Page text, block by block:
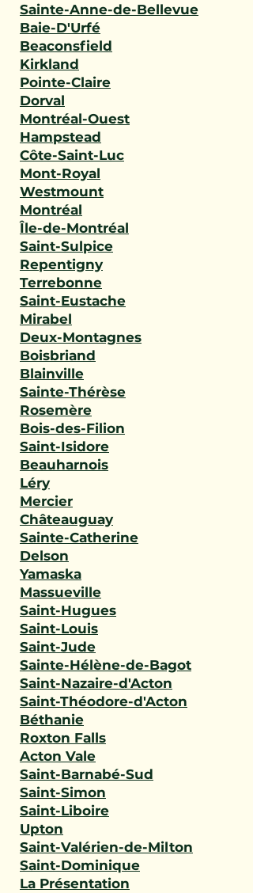
Sainte-Anne-de-Bellevue
Baie-D'Urfé
Beaconsfield
Kirkland
Pointe-Claire
Dorval
Montréal-Ouest
Hampstead
Côte-Saint-Luc
Mont-Royal
Westmount
Montréal
Île-de-Montréal
Saint-Sulpice
Repentigny
Terrebonne
Saint-Eustache
Mirabel
Deux-Montagnes
Boisbriand
Blainville
Sainte-Thérèse
Rosemère
Bois-des-Filion
Saint-Isidore
Beauharnois
Léry
Mercier
Châteauguay
Sainte-Catherine
Delson
Yamaska
Massueville
Saint-Hugues
Saint-Louis
Saint-Jude
Sainte-Hélène-de-Bagot
Saint-Nazaire-d'Acton
Saint-Théodore-d'Acton
Béthanie
Roxton Falls
Acton Vale
Saint-Barnabé-Sud
Saint-Simon
Saint-Liboire
Upton
Saint-Valérien-de-Milton
Saint-Dominique
La Présentation